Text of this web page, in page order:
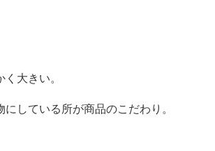
大きい。
している所が商品のこだわり。